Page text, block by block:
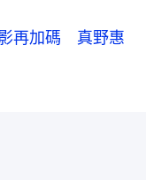
再加碼 真野惠